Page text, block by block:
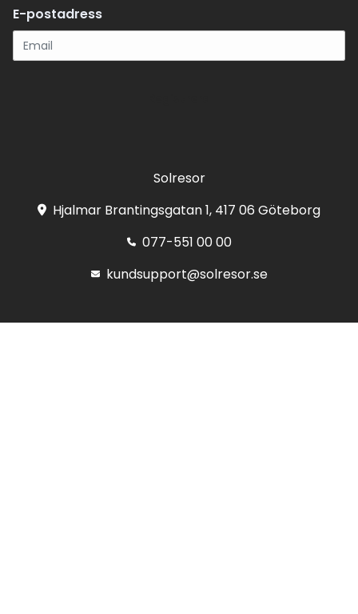
E-postadress
Solresor
Hjalmar Brantingsgatan 1, 417 06 Göteborg
077-551 00 00
kundsupport@solresor.se